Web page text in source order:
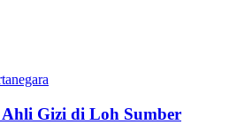
Gizi di Loh Sumber